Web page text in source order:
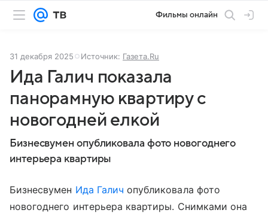
Фильмы онлайн
31 декабря 2025 Источник: Газета.Ru
Ида Галич показала
панорамную квартиру с
новогодней елкой
Бизнесвумен опубликовала фото новогоднего
интерьера квартиры
Бизнесвумен Ида Галич опубликовала фото
новогоднего интерьера квартиры. Снимками она